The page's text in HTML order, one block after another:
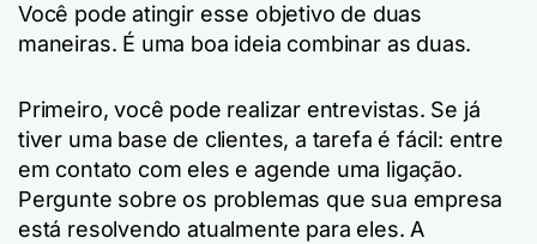
Você pode atingir esse objetivo de duas
maneiras. É uma boa ideia combinar as duas.
Primeiro, você pode realizar entrevistas. Se já
tiver uma base de clientes, a tarefa é fácil: entre
em contato com eles e agende uma ligação.
Pergunte sobre os problemas que sua empresa
está resolvendo atualmente para eles. A